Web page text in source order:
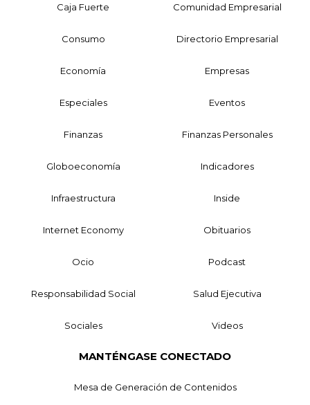
Caja Fuerte Comunidad Empresarial
Consumo Directorio Empresarial
Economía Empresas
Especiales Eventos
Finanzas Finanzas Personales
Globoeconomía Indicadores
Infraestructura Inside
Internet Economy Obituarios
Ocio Podcast
Responsabilidad Social Salud Ejecutiva
Sociales Videos
MANTÉNGASE CONECTADO
Mesa de Generación de Contenidos